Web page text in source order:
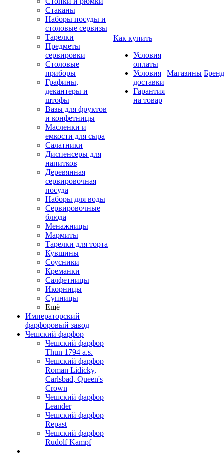
Стаканы
Наборы посуды и
столовые сервизы
Тарелки
Предметы
сервировки
Столовые
приборы
Графины,
декантеры и
штофы
Вазы для фруктов
и конфетницы
Масленки и
емкости для сыра
Салатники
Диспенсеры для
напитков
Деревянная
сервировочная
посуда
Наборы для воды
Сервировочные
блюда
Менажницы
Мармиты
Тарелки для торта
Кувшины
Соусники
Креманки
Салфетницы
Икорницы
Супницы
Ещё
Императорский
фарфоровый завод
Чешский фарфор
Чешский фарфор
Thun 1794 a.s.
Чешский фарфор
Roman Lidicky,
Carlsbad, Queen's
Crown
Чешский фарфор
Leander
Чешский фарфор
Repast
Чешский фарфор
Rudolf Kampf
Как купить
Условия
оплаты
Условия
доставки
Гарантия
на товар
Магазины